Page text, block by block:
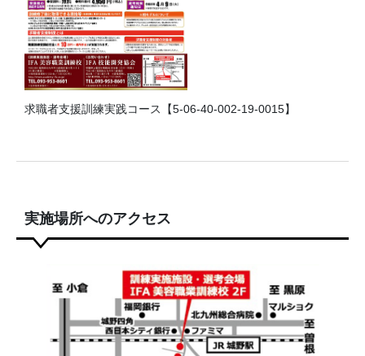
求職者支援訓練実践コース【5-06-40-002-19-0015】
実施場所へのアクセス